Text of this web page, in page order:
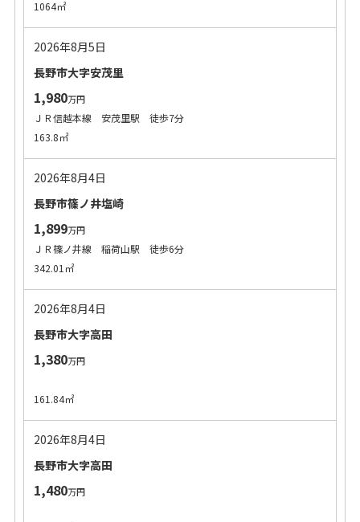
1064㎡
2026年8月5日
長野市大字安茂里
1,980万円
ＪＲ信越本線 安茂里駅 徒歩7分
163.8㎡
2026年8月4日
長野市篠ノ井塩崎
1,899万円
ＪＲ篠ノ井線 稲荷山駅 徒歩6分
342.01㎡
2026年8月4日
長野市大字高田
1,380万円
161.84㎡
2026年8月4日
長野市大字高田
1,480万円